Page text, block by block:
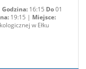
Godzina:16:15 Do01
19:15 | Miejsce:
w Ełku